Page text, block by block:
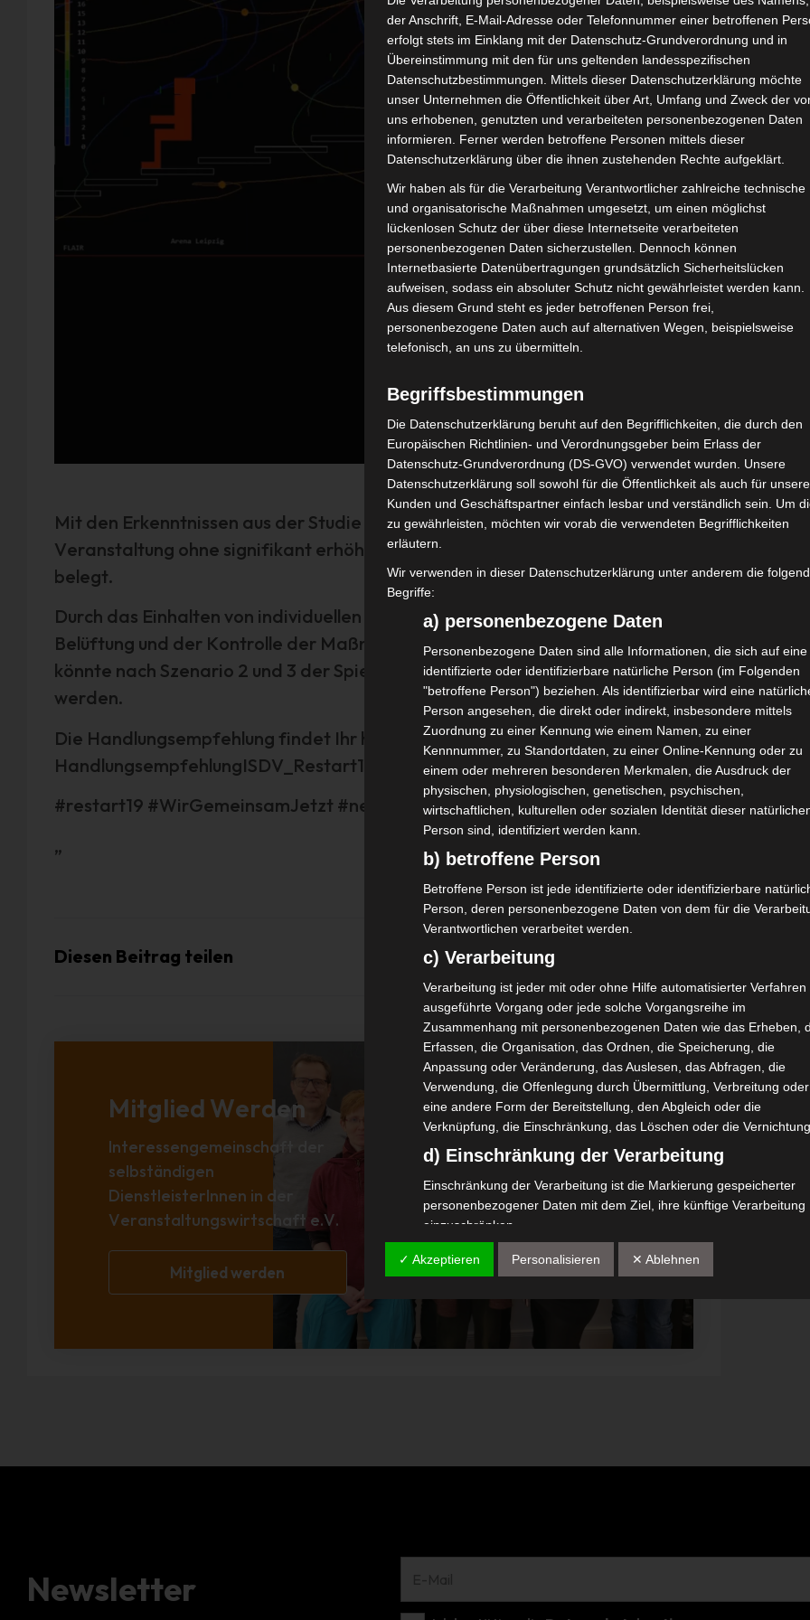
Mit den Erkenntnissen aus der Studie Restart-19 ist die Durchführbarkeit von
Veranstaltung ohne signifikant erhöhtes Infektionsrisiko wissenschaftlich
belegt.
Durch das Einhalten von individuellen Hygienekonzepten, adäquater
Belüftung und der Kontrolle der Maßnahmen durch unterwiesenes Personal
könnte nach Szenario 2 und 3 der Spielbetrieb wieder aufgenommen
werden.
Die Handlungsempfehlung findet Ihr hier:
HandlungsempfehlungISDV_Restart19
#restart19 #WirGemeinsamJetzt #neustartkultur
„
Diesen Beitrag teilen
Mitglied Werden
Interessengemeinschaft der
selbständigen
DienstleisterInnen in der
Veranstaltungswirtschaft e.V.
Mitglied werden
Newsletter
der Anschrift, E-Mail-Adresse oder Telefonnummer einer betroffenen
erfolgt stets im Einklang mit der Datenschutz-Grundverordnung und in
Übereinstimmung mit den für uns geltenden landesspezifischen
Datenschutzbestimmungen. Mittels dieser Datenschutzerklärung möchte
unser Unternehmen die Öffentlichkeit über Art, Umfang und Zweck der
uns erhobenen, genutzten und verarbeiteten personenbezogenen Daten
informieren. Ferner werden betroffene Personen mittels dieser
Datenschutzerklärung über die ihnen zustehenden Rechte aufgeklärt.
Wir haben als für die Verarbeitung Verantwortlicher zahlreiche technische
und organisatorische Maßnahmen umgesetzt, um einen möglichst
lückenlosen Schutz der über diese Internetseite verarbeiteten
personenbezogenen Daten sicherzustellen. Dennoch können
Internetbasierte Datenübertragungen grundsätzlich Sicherheitslücken
aufweisen, sodass ein absoluter Schutz nicht gewährleistet werden kann.
Aus diesem Grund steht es jeder betroffenen Person frei,
personenbezogene Daten auch auf alternativen Wegen, beispielsweise
telefonisch, an uns zu übermitteln.
Begriffsbestimmungen
Die Datenschutzerklärung beruht auf den Begrifflichkeiten, die durch den
Europäischen Richtlinien- und Verordnungsgeber beim Erlass der
Datenschutz-Grundverordnung (DS-GVO) verwendet wurden. Unsere
Datenschutzerklärung soll sowohl für die Öffentlichkeit als auch für unsere
Kunden und Geschäftspartner einfach lesbar und verständlich sein. Um
zu gewährleisten, möchten wir vorab die verwendeten Begrifflichkeiten
erläutern.
Wir verwenden in dieser Datenschutzerklärung unter anderem die
Begriffe:
a) personenbezogene Daten
Personenbezogene Daten sind alle Informationen, die sich auf eine
identifizierte oder identifizierbare natürliche Person (im Folgenden
"betroffene Person") beziehen. Als identifizierbar wird eine
Person angesehen, die direkt oder indirekt, insbesondere mittels
Zuordnung zu einer Kennung wie einem Namen, zu einer
Kennnummer, zu Standortdaten, zu einer Online-Kennung oder zu
einem oder mehreren besonderen Merkmalen, die Ausdruck der
physischen, physiologischen, genetischen, psychischen,
wirtschaftlichen, kulturellen oder sozialen Identität dieser
Person sind, identifiziert werden kann.
b) betroffene Person
Betroffene Person ist jede identifizierte oder identifizierbare
Person, deren personenbezogene Daten von dem für die
Verantwortlichen verarbeitet werden.
c) Verarbeitung
Verarbeitung ist jeder mit oder ohne Hilfe automatisierter Verfahren
ausgeführte Vorgang oder jede solche Vorgangsreihe im
Zusammenhang mit personenbezogenen Daten wie das Erheben,
Erfassen, die Organisation, das Ordnen, die Speicherung, die
Anpassung oder Veränderung, das Auslesen, das Abfragen, die
Verwendung, die Offenlegung durch Übermittlung, Verbreitung oder
eine andere Form der Bereitstellung, den Abgleich oder die
Verknüpfung, die Einschränkung, das Löschen oder die Vernichtung.
d) Einschränkung der Verarbeitung
Einschränkung der Verarbeitung ist die Markierung gespeicherter
personenbezogener Daten mit dem Ziel, ihre künftige Verarbeitung
einzuschränken.
e) Profiling
personenbezogener Daten, die darin besteht, dass diese
personenbezogenen Daten verwendet werden, um bestimmte
zusätzlichen Informationen gesondert aufbewahrt werden und
gewährleisten, dass die personenbezogenen Daten nicht einer
✓ Akzeptieren Personalisieren ✕ Ablehnen